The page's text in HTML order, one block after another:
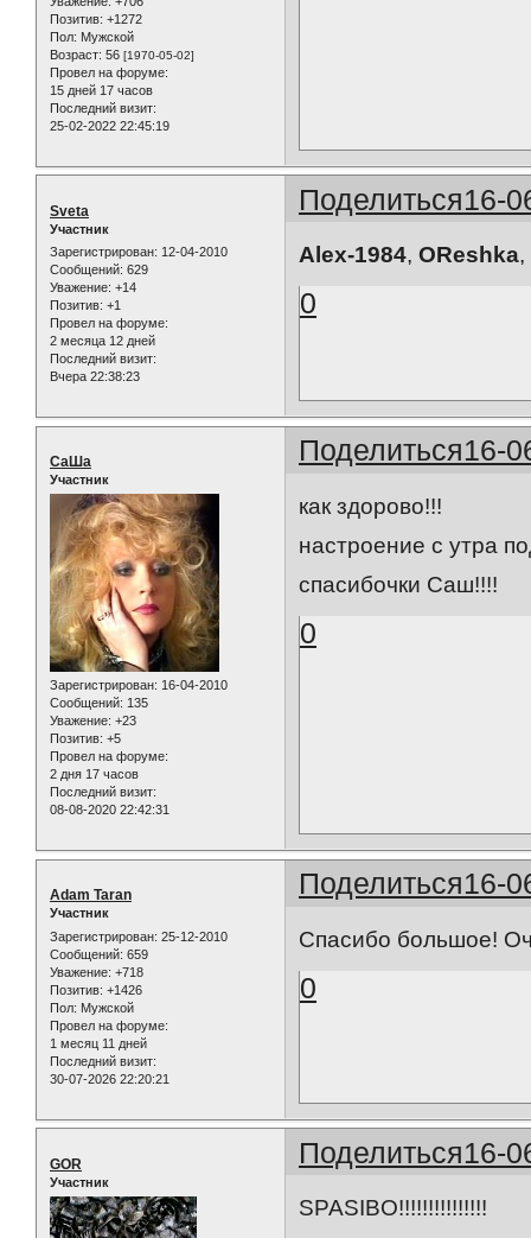
Позитив: +1272
Пол: Мужской
Возраст: 56 [1970-05-02]
Провел на форуме:
15 дней 17 часов
Последний визит:
25-02-2022 22:45:19
Поделиться16-
Sveta
Участник
Зарегистрирован: 12-04-2010
Сообщений: 629
Уважение: +14
Позитив: +1
Провел на форуме:
2 месяца 12 дней
Последний визит:
Вчера 22:38:23
Alex-1984,OReshka,
0
Поделиться16-
СаШа
Участник
Зарегистрирован: 16-04-2010
Сообщений: 135
Уважение: +23
Позитив: +5
Провел на форуме:
2 дня 17 часов
Последний визит:
08-08-2020 22:42:31
как здорово!!!
настроение с утра
спасибочки Саш!!!!
0
Поделиться16-
Adam Taran
Участник
Зарегистрирован: 25-12-2010
Сообщений: 659
Уважение: +718
Позитив: +1426
Пол: Мужской
Провел на форуме:
1 месяц 11 дней
Последний визит:
30-07-2026 22:20:21
Спасибо большое!
0
Поделиться16-
GOR
Участник
SPASIBO!!!!!!!!!!!!!!!